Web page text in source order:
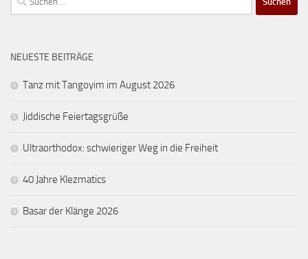
nach:
NEUESTE BEITRÄGE
Tanz mit Tangoyim im August 2026
Jiddische Feiertagsgrüße
Ultraorthodox: schwieriger Weg in die Freiheit
40 Jahre Klezmatics
Basar der Klänge 2026